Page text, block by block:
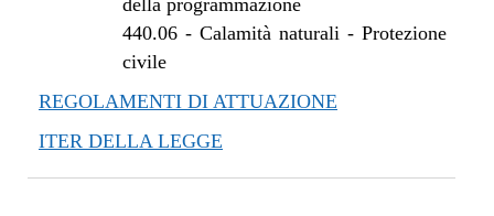
della programmazione
440.06- Calamità naturali - Protezione
civile
REGOLAMENTI DI ATTUAZIONE
ITER DELLA LEGGE